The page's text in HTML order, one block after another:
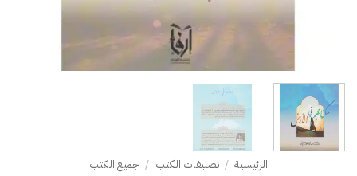
الرئيسية / تصنيفات الكتب / جميع الكتب